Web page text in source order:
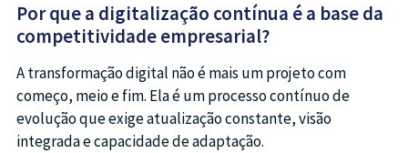
Por que a digitalização contínua é a base da
competitividade empresarial?
A transformação digital não é mais um projeto com
começo, meio e fim. Ela é um processo contínuo de
evolução que exige atualização constante, visão
integrada e capacidade de adaptação.